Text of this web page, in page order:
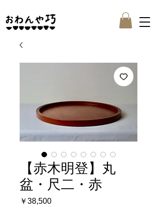
【赤木明登】丸
盆・尺二・赤
￥38,500価